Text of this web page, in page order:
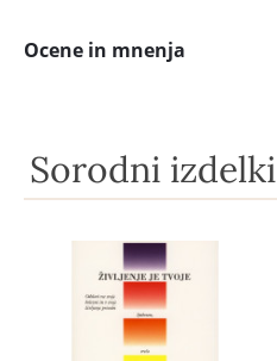
Ocene in mnenja
Sorodni izdelki